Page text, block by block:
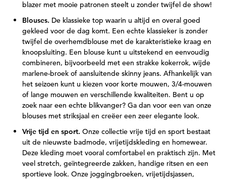
blazer met mooie patronen steelt u zonder twijfel de show!
Blouses. De klassieke top waarin u altijd en overal goed
gekleed voor de dag komt. Een echte klassieker is zonder
twijfel de overhemdblouse met de karakteristieke kraag en
knoopsluiting. Een blouse kunt u uitstekend en eenvoudig
combineren, bijvoorbeeld met een strakke kokerrok, wijde
marlene-broek of aansluitende skinny jeans. Afhankelijk van
het seizoen kunt u kiezen voor korte mouwen, 3/4-mouwen
of lange mouwen en verschillende kwaliteiten. Bent u op
zoek naar een echte blikvanger? Ga dan voor een van onze
blouses met striksjaal en creëer een zeer elegante look.
Vrije tijd en sport. Onze collectie vrije tijd en sport bestaat
uit de nieuwste badmode, vrijetijdskleding en homewear.
Deze kleding moet vooral comfortabel en praktisch zijn. Met
veel stretch, geïntegreerde zakken, handige ritsen en een
sportieve look. Onze joggingbroeken, vrijetijdsjassen,